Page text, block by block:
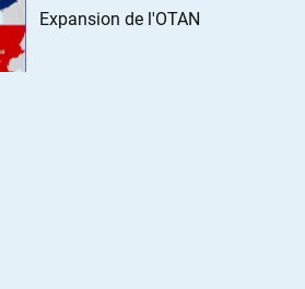
Expansion de l'OTAN